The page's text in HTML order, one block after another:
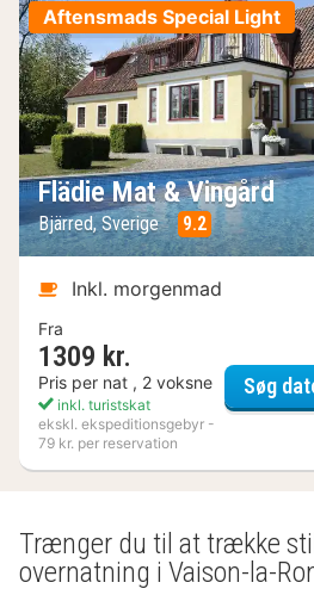
Aftensmads Special Light
Flädie Mat & Vingård
Bjärred, Sverige 9.2
Inkl. morgenmad
Fra
1309 kr.
Pris per nat , 2 voksne
inkl. turistskat
ekskl. ekspeditionsgebyr -
79 kr. per reservation
Søg
Trænger du til at trække
overnatning i Vaison-la-